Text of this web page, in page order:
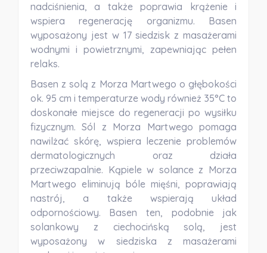
nadciśnienia, a także poprawia krążenie i
wspiera regenerację organizmu. Basen
wyposażony jest w 17 siedzisk z masażerami
wodnymi i powietrznymi, zapewniając pełen
relaks.
Basen z solą z Morza Martwego o głębokości
ok. 95 cm i temperaturze wody również 35°C to
doskonałe miejsce do regeneracji po wysiłku
fizycznym. Sól z Morza Martwego pomaga
nawilżać skórę, wspiera leczenie problemów
dermatologicznych oraz działa
przeciwzapalnie. Kąpiele w solance z Morza
Martwego eliminują bóle mięśni, poprawiają
nastrój, a także wspierają układ
odpornościowy. Basen ten, podobnie jak
solankowy z ciechocińską solą, jest
wyposażony w siedziska z masażerami